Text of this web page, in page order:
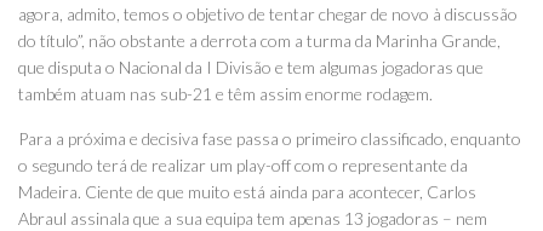
agora, admito, temos o objetivo de tentar chegar de novo à discussão
do título”, não obstante a derrota com a turma da Marinha Grande,
que disputa o Nacional da I Divisão e tem algumas jogadoras que
também atuam nas sub-21 e têm assim enorme rodagem.
Para a próxima e decisiva fase passa o primeiro classificado, enquanto
o segundo terá de realizar um play-off com o representante da
Madeira. Ciente de que muito está ainda para acontecer, Carlos
Abraul assinala que a sua equipa tem apenas 13 jogadoras – nem